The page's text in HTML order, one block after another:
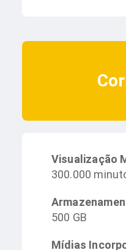
Visualização
300.000
500 GB
Mídias